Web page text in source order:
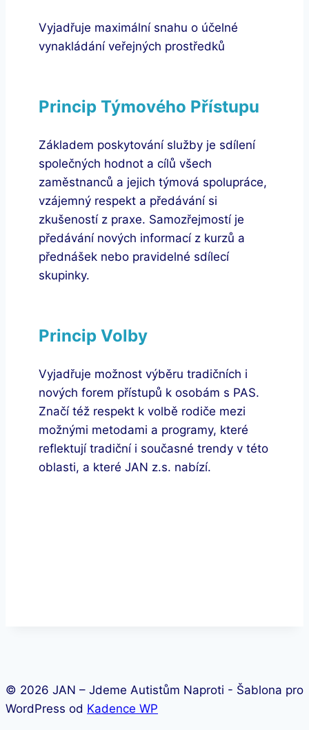
Vyjadřuje maximální snahu o účelné
vynakládání veřejných prostředků
Princip Týmového Přístupu
Základem poskytování služby je sdílení
společných hodnot a cílů všech
zaměstnanců a jejich týmová spolupráce,
vzájemný respekt a předávání si
zkušeností z praxe. Samozřejmostí je
předávání nových informací z kurzů a
přednášek nebo pravidelné sdílecí
skupinky.
Princip Volby
Vyjadřuje možnost výběru tradičních i
nových forem přístupů k osobám s PAS.
Značí též respekt k volbě rodiče mezi
možnými metodami a programy, které
reflektují tradiční i současné trendy v této
oblasti, a které JAN z.s. nabízí.
© 2026 JAN – Jdeme Autistům Naproti - Šablona pro
WordPress od Kadence WP